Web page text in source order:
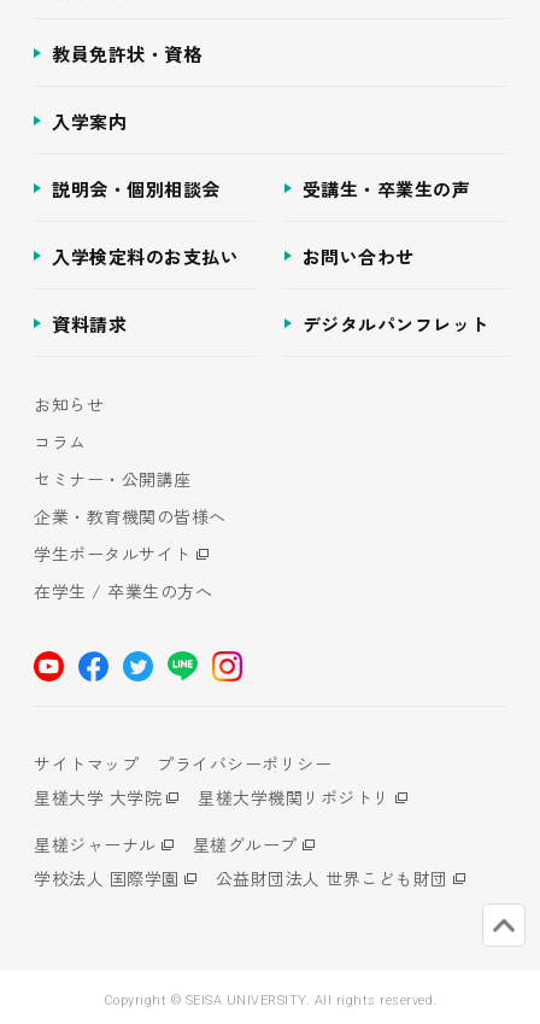
教員免許状・資格
入学案内
説明会・個別相談会 受講生・卒業生の声
入学検定料のお支払い お問い合わせ
資料請求 デジタルパンフレット
お知らせ
コラム
セミナー・公開講座
企業・教育機関の皆様へ
学生ポータルサイト
在学生 / 卒業生の方へ
サイトマップ
プライバシーポリシー
星槎大学 大学院
星槎大学機関リポジトリ
星槎ジャーナル
星槎グループ
学校法人 国際学園
公益財団法人 世界こども財団
Copyright © SEISA UNIVERSITY. All rights reserved.